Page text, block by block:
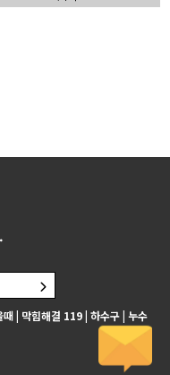
| 막힘해결 119 | 하수구 | 누수